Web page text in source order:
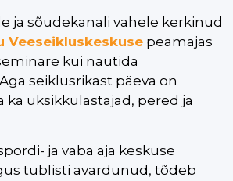
ja sõudekanali vahele kerkinud
Veeseikluskeskuse peamajas
kui nautida
seiklusrikast päeva on
üksikkülastajad, pered ja
ja vaba aja keskuse
tublisti avardunud, tõdeb